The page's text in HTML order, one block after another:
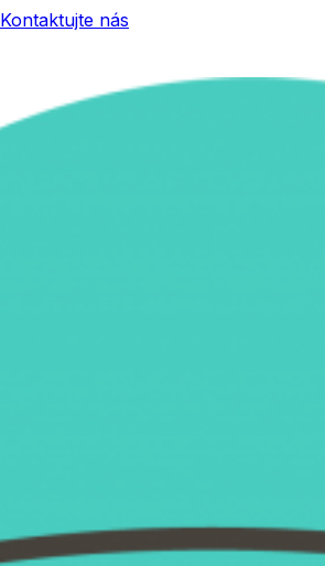
Kontaktujte nás